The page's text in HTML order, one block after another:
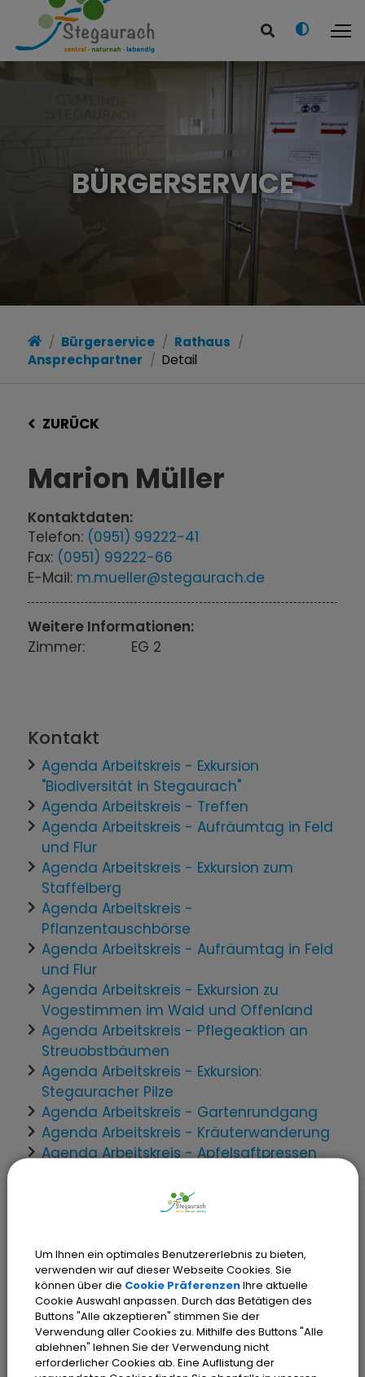
BÜRGERSERVICE
Bürgerservice
Rathaus
Ansprechpartner
Detail
ZURÜCK
Marion Müller
Kontaktdaten:
Telefon: (0951) 99222-41
Fax: (0951) 99222-66
E-Mail: m.mueller@stegaurach.de
Weitere Informationen:
Zimmer:
EG 2
Kontakt
Agenda Arbeitskreis - Exkursion
"Biodiversität in Stegaurach"
Agenda Arbeitskreis - Treffen
Agenda Arbeitskreis - Aufräumtag in Feld
und Flur
Agenda Arbeitskreis - Exkursion zum
Staffelberg
Agenda Arbeitskreis -
Pflanzentauschbörse
Agenda Arbeitskreis - Aufräumtag in Feld
und Flur
Agenda Arbeitskreis - Exkursion zu
Vogestimmen im Wald und Offenland
Agenda Arbeitskreis - Pflegeaktion an
Streuobstbäumen
Agenda Arbeitskreis - Exkursion:
Stegauracher Pilze
Agenda Arbeitskreis - Gartenrundgang
Agenda Arbeitskreis - Kräuterwanderung
Agenda Arbeitskreis - Apfelsaftpressen
"Artenvielfalt fördern"
Heimat.Erlebnistag
Streuobstschnittkurs
Agenda Arbeitskreis - Exkursion:
Vogelstimmwanderung
Agenda Arbeitskreis -
Obstbaumschnittkurs
Pilzführung in den Wäldern Stegaurachs
Um Ihnen ein optimales Benutzererlebnis zu bieten,
verwenden wir auf dieser Webseite Cookies. Sie
können über die Cookie PräferenzenIhre aktuelle
Cookie Auswahl anpassen. Durch das Betätigen des
Buttons "Alle akzeptieren" stimmen Sie der
Verwendung aller Cookies zu. Mithilfe des Buttons "Alle
ablehnen" lehnen Sie der Verwendung nicht
erforderlicher Cookies ab. Eine Auflistung der